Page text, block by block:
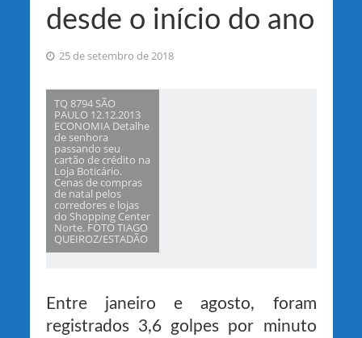
desde o início do ano
25 de setembro de 2018
TQ 8794 SÃO
PAULO 12.12.2013
ECONOMIA Detalhe
de senhora
passando seu
cartão de crédito na
Loja Boticário.
Cenas de compras
de natal pelos
corredores e lojas
do Shopping Center
Norte. FOTO TIAGO
QUEIROZ/ESTADÃO
Entre janeiro e agosto, foram
registrados 3,6 golpes por minuto